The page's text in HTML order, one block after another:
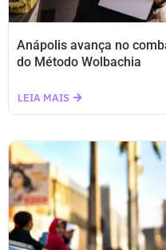
Anápolis avança no
do Método Wolbachia
LEIA MAIS